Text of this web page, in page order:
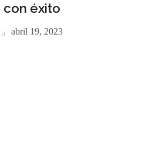
con éxito
abril 19, 2023